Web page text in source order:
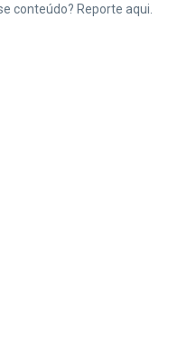
conteúdo? Reporte aqui.